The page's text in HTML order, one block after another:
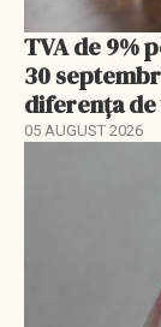
TVA de 9%
30
diferența de
05 AUGUST 2026